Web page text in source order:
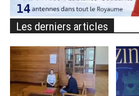
Les derniers articles